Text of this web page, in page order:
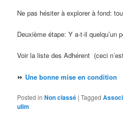
Ne pas hésiter à explorer à fond:
Deuxième étape: Y a-t-il quelqu’un
Voir la liste des Adhérent (ceci
⏩ Une bonne mise en condition
Posted in Non classé |Tagged
ullm